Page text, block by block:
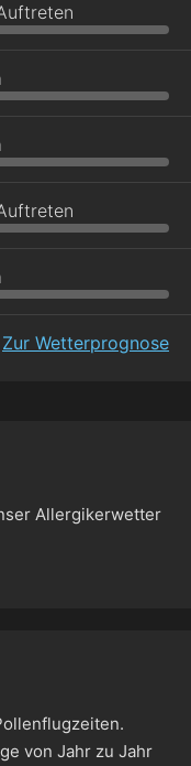
Zur Wetterprognose
Allergikerwetter
von Jahr zu Jahr